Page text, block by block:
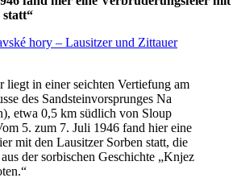
statt“
hory – Lausitzer und Zittauer
liegt in einer seichten Vertiefung am
des Sandsteinvorsprunges Na
etwa 0,5 km südlich von Sloup
5. zum 7. Juli 1946 fand hier eine
mit den Lausitzer Sorben statt, die
der sorbischen Geschichte „Knjez